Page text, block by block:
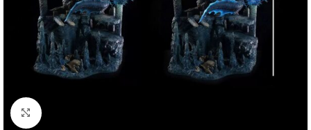
Nhấp để phóng to